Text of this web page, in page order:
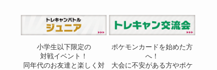
小学生以下限定の
対戦イベント！
同年代のお友達と楽しく対
ポケモンカードを始めた方
へ！
大会に不安がある方やポケ